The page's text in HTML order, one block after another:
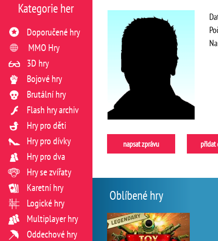
napsat zprávu přidat
Oblíbené hry
Kategorie her
Doporučené hry
MMO Hry
3D hry
Bojové hry
Brutální hry
Flash hry archiv
Hry pro děti
Hry pro dívky
Hry pro dva
Hry se zvířaty
Karetní hry
Logické hry
Multiplayer hry
Oddechové hry